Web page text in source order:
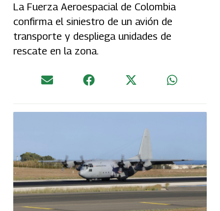
La Fuerza Aeroespacial de Colombia
confirma el siniestro de un avión de
transporte y despliega unidades de
rescate en la zona.